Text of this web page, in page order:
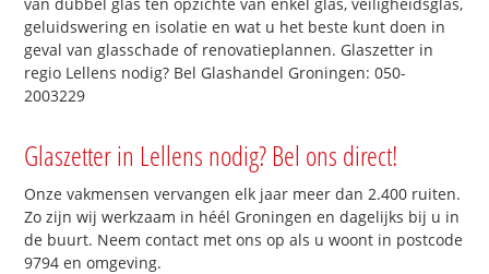
geluidswering en isolatie en wat u het beste kunt doen in
geval van glasschade of renovatieplannen. Glaszetter in
regio Lellens nodig? Bel Glashandel Groningen: 050-
2003229
Glaszetter in Lellens nodig? Bel ons direct!
Onze vakmensen vervangen elk jaar meer dan 2.400 ruiten.
Zo zijn wij werkzaam in héél Groningen en dagelijks bij u in
de buurt. Neem contact met ons op als u woont in postcode
9794 en omgeving.